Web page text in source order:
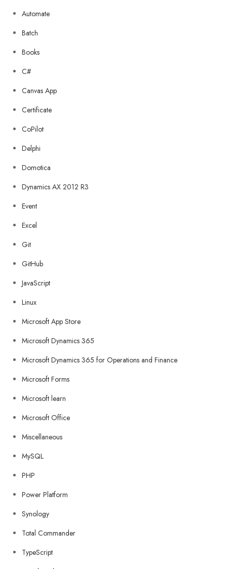
Automate
Batch
Books
C#
Canvas App
Certificate
CoPilot
Delphi
Domotica
Dynamics AX 2012 R3
Event
Excel
Git
GitHub
JavaScript
Linux
Microsoft App Store
Microsoft Dynamics 365
Microsoft Dynamics 365 for Operations and Finance
Microsoft Forms
Microsoft learn
Microsoft Office
Miscellaneous
MySQL
PHP
Power Platform
Synology
Total Commander
TypeScript